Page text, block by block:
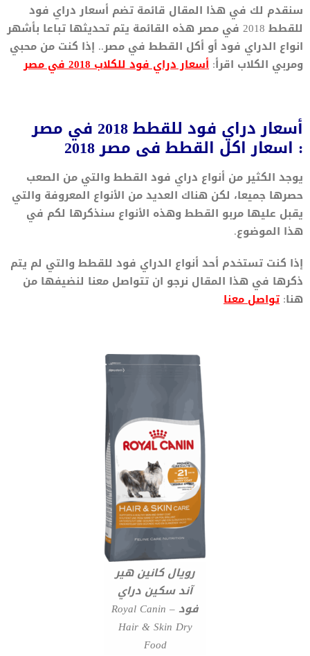
سنقدم لك في هذا المقال قائمة تضم أسعار دراي فود
للقطط 2018 في مصر هذه القائمة يتم تحديثها تباعا بأشهر
انواع الدراي فود أو أكل القطط في مصر.. إذا كنت من محبي
ومربي الكلاب اقرأ: أسعار دراي فود للكلاب 2018 في مصر
أسعار دراي فود للقطط 2018 في مصر
: اسعار اكل القطط فى مصر 2018
يوجد الكثير من أنواع دراي فود القطط والتي من الصعب
حصرها جميعا، لكن هناك العديد من الأنواع المعروفة والتي
يقبل عليها مربو القطط وهذه الأنواع سنذكرها لكم في
هذا الموضوع.
إذا كنت تستخدم أحد أنواع الدراي فود للقطط والتي لم يتم
ذكرها في هذا المقال نرجو ان تتواصل معنا لنضيفها من
هنا: تواصل معنا
رويال كانين هير
آند سكين دراي
فود – Royal Canin
Hair & Skin Dry
Food